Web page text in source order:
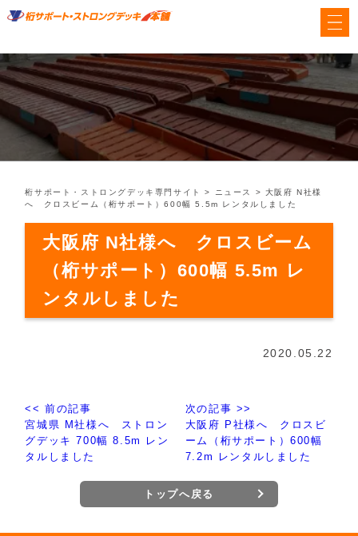
桁サポート・ストロングデッキ専門サイト > ニュース > 大阪府 N社様
へ クロスビーム（桁サポート）600幅 5.5m レンタルしました
大阪府 N社様へ クロスビーム
（桁サポート）600幅 5.5m レ
ンタルしました
2020.05.22
<< 前の記事
宮城県 M社様へ ストロン
グデッキ 700幅 8.5m レン
タルしました
次の記事 >>
大阪府 P社様へ クロスビ
ーム（桁サポート）600幅
7.2m レンタルしました
トップへ戻る